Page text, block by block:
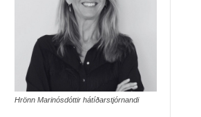
Hrönn Marinósdóttir hátíðarstjórnandi